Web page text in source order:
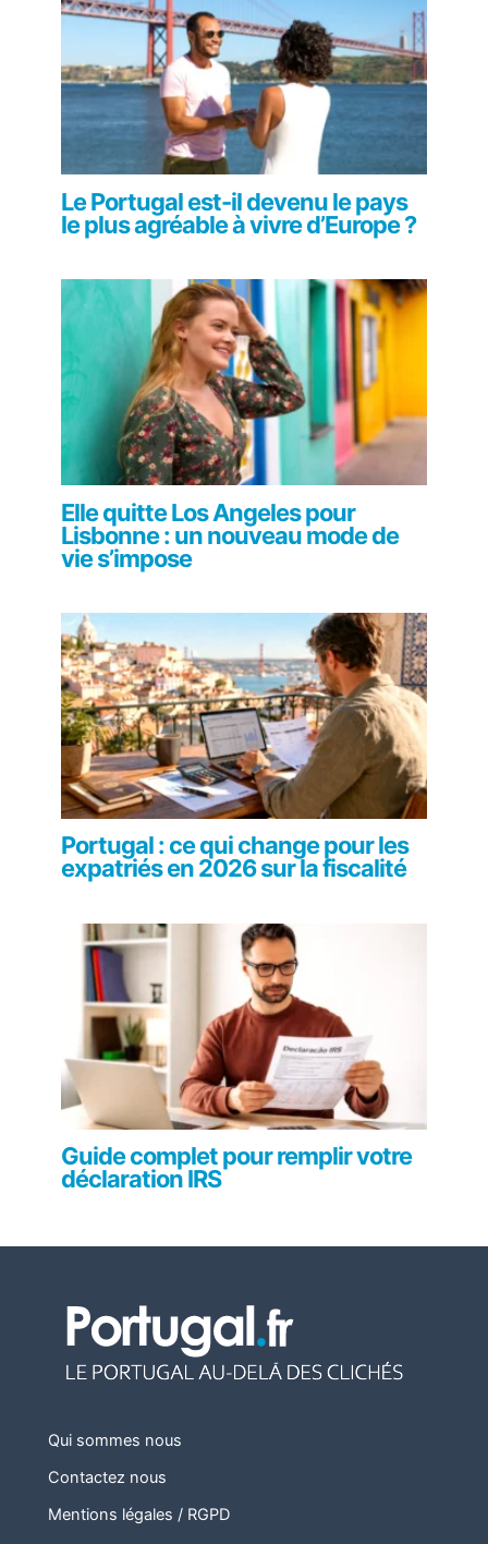
Le Portugal est-il devenu le pays
le plus agréable à vivre d’Europe ?
Elle quitte Los Angeles pour
Lisbonne : un nouveau mode de
vie s’impose
Portugal : ce qui change pour les
expatriés en 2026 sur la fiscalité
Guide complet pour remplir votre
déclaration IRS
Qui sommes nous
Contactez nous
Mentions légales / RGPD